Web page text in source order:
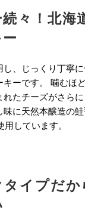
々！北海
し、じっくり丁寧
キーです。 噛むほ
れたチーズがさら
味に天然本醸造の
用しています。
イプだか